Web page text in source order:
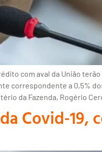
com aval da União
correspondente a 0,5%
da Fazenda, Rogério
Covid-19,